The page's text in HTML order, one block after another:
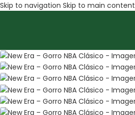
Skip to navigation Skip to main content